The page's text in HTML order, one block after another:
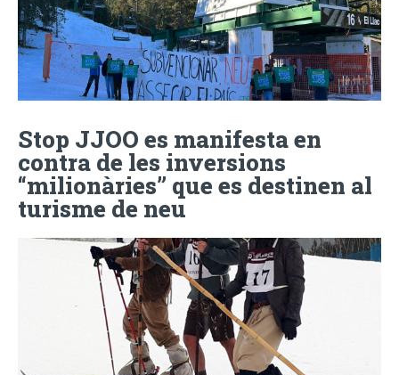
Stop JJOO es manifesta en
contra de les inversions
“milionàries” que es destinen al
turisme de neu